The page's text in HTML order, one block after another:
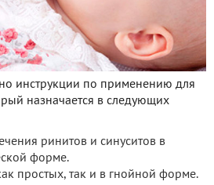
инструкции по применению для
назначается в следующих
ринитов и синуситов в
форме.
простых, так и в гнойной форме.